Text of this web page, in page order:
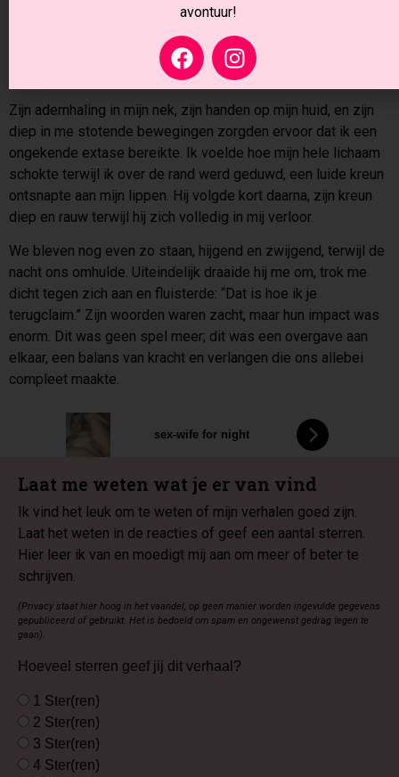
uitoefenden, schoot een golf van intens genot door me heen.
Mijn hele lichaam trilde terwijl ik me volledig aan hem
overgaf, mijn vingers grepen zich vast aan de paal terwijl hij
Zijn ademhaling in mijn nek, zijn handen op mijn huid, en zijn
diep in me stotende bewegingen zorgden ervoor dat ik een
ongekende extase bereikte. Ik voelde hoe mijn hele lichaam
schokte terwijl ik over de rand werd geduwd, een luide kreun
ontsnapte aan mijn lippen. Hij volgde kort daarna, zijn kreun
diep en rauw terwijl hij zich volledig in mij verloor.
We bleven nog even zo staan, hijgend en zwijgend, terwijl de
nacht ons omhulde. Uiteindelijk draaide hij me om, trok me
dicht tegen zich aan en fluisterde: “Dat is hoe ik je
terugclaim.” Zijn woorden waren zacht, maar hun impact was
enorm. Dit was geen spel meer; dit was een overgave aan
elkaar, een balans van kracht en verlangen die ons allebei
compleet maakte.
sex-wife for night
Laat me weten wat je er van vind
Ik vind het leuk om te weten of mijn verhalen goed zijn.
Laat het weten in de reacties of geef een aantal sterren.
Hier leer ik van en moedigt mij aan om meer of beter te
schrijven.
(Privacy staat hier hoog in het vaandel, op geen manier worden ingevulde gegevens
gepubliceerd of gebruikt. Het is bedoeld om spam en ongewenst gedrag tegen te
gaan).
Hoeveel sterren geef jij dit verhaal?
1 Ster(ren)
2 Ster(ren)
3 Ster(ren)
4 Ster(ren)
avontuur!